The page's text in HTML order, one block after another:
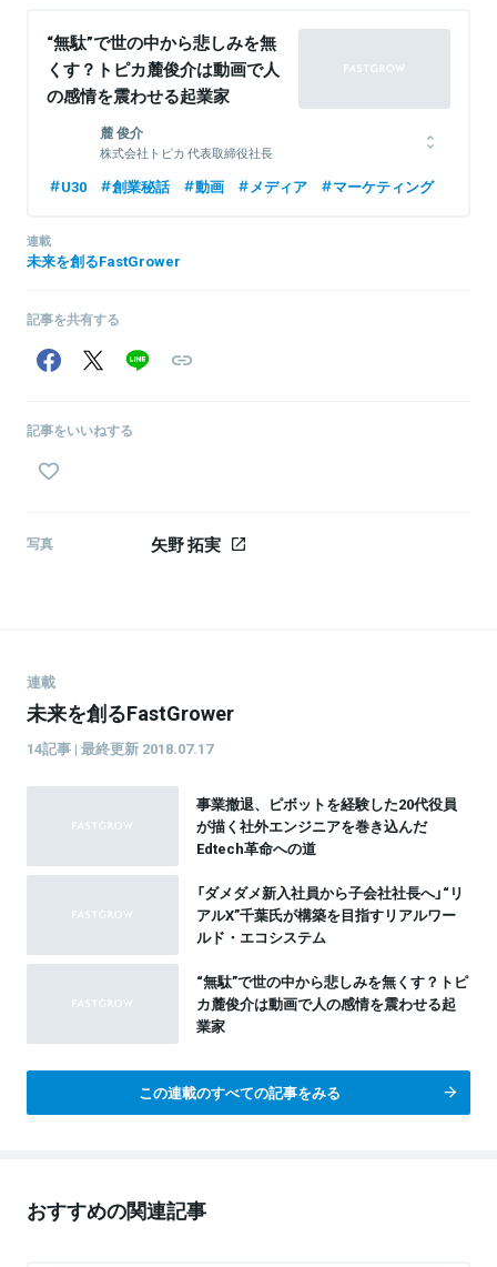
“無駄”で世の中から悲しみを無
くす？トピカ麓俊介は動画で人
の感情を震わせる起業家
麓 俊介
株式会社トピカ 代表取締役社長
1989年兵庫県出身。中学１年からプログラミングを始め、ホームペ
社ポケラボにて、ゲーム開発に従事。プログラマー、ディレクタ
ー、プロデューサーを経験。株式会社セガと協業で作った『運命の
U30 創業秘話 動画 メディア マーケティング
連載
未来を創るFastGrower
記事を共有する
記事をいいねする
写真 矢野 拓実
連載
未来を創るFastGrower
14記事 | 最終更新 2018.07.17
事業撤退、ピボットを経験した20代役員
が描く社外エンジニアを巻き込んだ
Edtech革命への道
「ダメダメ新入社員から子会社社長へ」“リ
アルX”千葉氏が構築を目指すリアルワー
ルド・エコシステム
“無駄”で世の中から悲しみを無くす？トピ
カ麓俊介は動画で人の感情を震わせる起
業家
この連載のすべての記事をみる
おすすめの関連記事